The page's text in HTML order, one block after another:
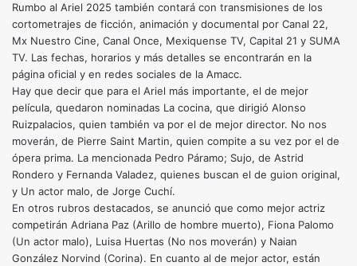
Rumbo al Ariel 2025 también contará con transmisiones de los
cortometrajes de ficción, animación y documental por Canal 22,
Mx Nuestro Cine, Canal Once, Mexiquense TV, Capital 21 y SUMA
TV. Las fechas, horarios y más detalles se encontrarán en la
página oficial y en redes sociales de la Amacc.
Hay que decir que para el Ariel más importante, el de mejor
película, quedaron nominadas La cocina, que dirigió Alonso
Ruizpalacios, quien también va por el de mejor director. No nos
moverán, de Pierre Saint Martin, quien compite a su vez por el de
ópera prima. La mencionada Pedro Páramo; Sujo, de Astrid
Rondero y Fernanda Valadez, quienes buscan el de guion original,
y Un actor malo, de Jorge Cuchí.
En otros rubros destacados, se anunció que como mejor actriz
competirán Adriana Paz (Arillo de hombre muerto), Fiona Palomo
(Un actor malo), Luisa Huertas (No nos moverán) y Naian
González Norvind (Corina). En cuanto al de mejor actor, están